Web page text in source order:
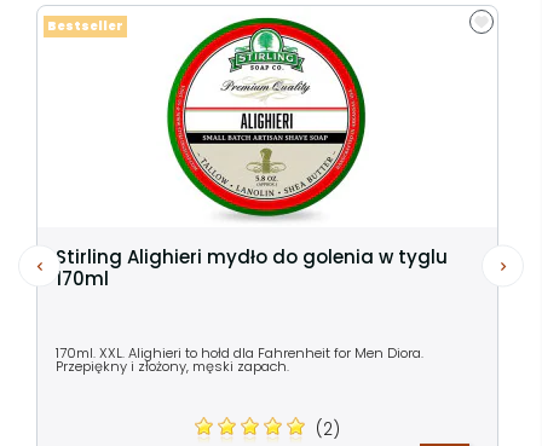
Stirling Alighieri mydło do golenia w tyglu
170ml
170ml. XXL. Alighieri to hołd dla Fahrenheit for Men Diora.
Przepiękny i złożony, męski zapach.
(2)
Bestseller